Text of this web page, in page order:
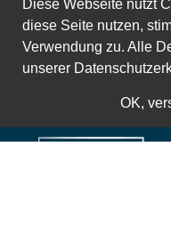
Diese Webseite nutzt
diese Seite nutzen,
Verwendung zu. Alle
unserer
OK,